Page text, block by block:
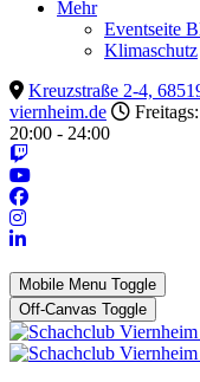
Mehr
Eventseite
Klimaschutz
Kreuzstraße 2-4,
viernheim.de
20:00 - 24:00
Mobile Menu Toggle
Off-Canvas Toggle